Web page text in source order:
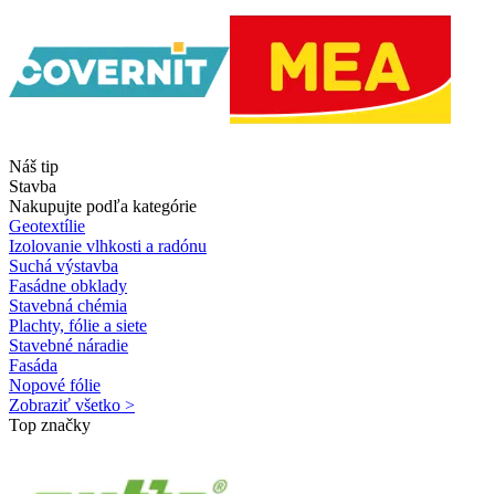
Náš tip
Stavba
Nakupujte podľa kategórie
Geotextílie
Izolovanie vlhkosti a radónu
Suchá výstavba
Fasádne obklady
Stavebná chémia
Plachty, fólie a siete
Stavebné náradie
Fasáda
Nopové fólie
Zobraziť všetko >
Top značky